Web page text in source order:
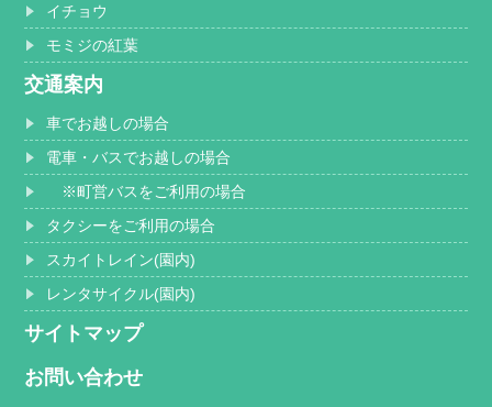
イチョウ
モミジの紅葉
交通案内
車でお越しの場合
電車・バスでお越しの場合
※町営バスをご利用の場合
タクシーをご利用の場合
スカイトレイン(園内)
レンタサイクル(園内)
サイトマップ
お問い合わせ